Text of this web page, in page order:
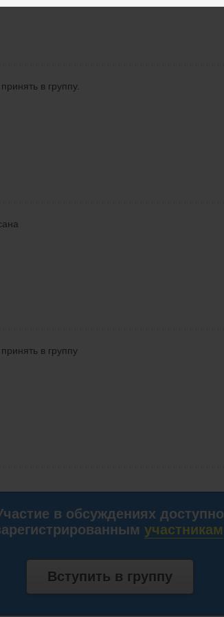
в группу.
в группу
в обсуждениях доступно
участникам
Вступить в группу